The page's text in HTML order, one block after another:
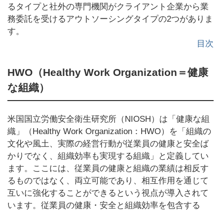
るタイプと社外の専門機関がクライアント企業から業
務委託を受けるアウトソーシングタイプの2つがありま
す。
目次
HWO（Healthy Work Organization＝健康
な組織）
米国国立労働安全衛生研究所（NIOSH）は「健康な組
織」（Healthy Work Organization：HWO）を「組織の
文化や風土、実際の経営行動が従業員の健康と安全ば
かりでなく、組織効率も実現する組織」と定義してい
ます。ここには、従業員の健康と組織の業績は相反す
るものではなく、両立可能であり、相互作用を通じて
互いに強化することができるという視点が導入されて
います。従業員の健康・安全と組織効率を包含する